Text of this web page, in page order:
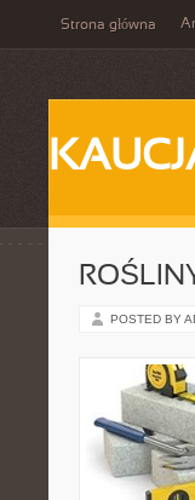
Strona główna
POSTED BY